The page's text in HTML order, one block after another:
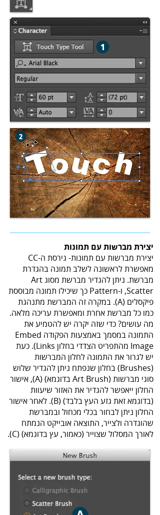
יצירת מברשות עם תמונות
יצירת מברשות עם תמונות- גירסת ה-CC
מאפשרת לראשונה לשלב תמונה בהגדרת
מברשת. ניתן להגדיר מברשת מסוג Art
,Scatter ו-Pattern כך שיכילו תמונה מבוססת
פיקסלים (A). במקרה זה המברשת מתנהגת
כמו כל מברשת אחרת ומאפשרת עריכה מלאה.
מה עושים? כדי שזה יקרה יש להטמיע את
התמונה במסמך באמצעות הפקודה Embed
Image מהתפריט הצדדי בחלון Links). כעת
יש לגרור את התמונה לחלון המברשות
(Brushes) בחלון שנפתח ניתן להגדיר שלוש
סוגי מברשות (Art Brush בדוגמא) (A), אישור
החלון ייאפשר להגדיר את האזור שיעוות
(בדוגמא זאת גזע העץ בלבד) (B). לאחר אישור
החלון ניתן לבחור בכלי מכחול ובמברשת
שהוגדרה ולצייר, התוצאה אובייקט הנמתח
לאורך המסלול שצוייר (כאמור, עץ בדוגמא) (C).